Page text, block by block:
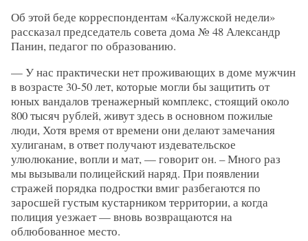
Об этой беде корреспондентам «Калужской недели»
рассказал председатель совета дома № 48 Александр
Панин, педагог по образованию.
— У нас практически нет проживающих в доме мужчин
в возрасте 30-50 лет, которые могли бы защитить от
юных вандалов тренажерный комплекс, стоящий около
800 тысяч рублей, живут здесь в основном пожилые
люди, Хотя время от времени они делают замечания
хулиганам, в ответ получают издевательское
улюлюкание, вопли и мат, — говорит он. – Много раз
мы вызывали полицейский наряд. При появлении
стражей порядка подростки вмиг разбегаются по
заросшей густым кустарником территории, а когда
полиция уезжает — вновь возвращаются на
облюбованное место.